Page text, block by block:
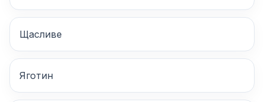
Щасливе
Яготин